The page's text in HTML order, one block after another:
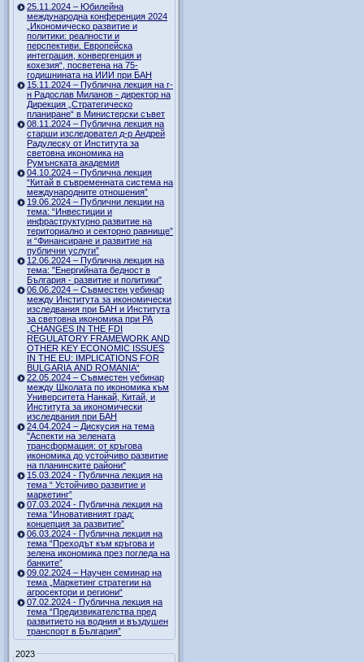
25.11.2024 – Юбилейна
международна конференция 2024
„Икономическо развитие и
политики: реалности и
перспективи. Европейска
интеграция, конвергенция и
кохезия“, посветена на 75-
годишнината на ИИИ при БАН
15.11.2024 – Публична лекция на г-
н Радослав Миланов - директор на
Дирекция „Стратегическо
планиране“ в Министерски съвет
08.11.2024 – Публична лекция на
старши изследовател д-р Андрей
Радулеску от Института за
световна икономика на
Румънската академия
04.10.2024 – Публична лекция
“Китай в съвременната система на
международните отношения”
19.06.2024 – Публични лекции на
тема: “Инвестиции и
инфраструктурно развитие на
териториално и секторно равнище”
и “Финансиране и развитие на
публични услуги”
12.06.2024 – Публична лекция на
тема: "Енергийната бедност в
България - развитие и политики"
06.06.2024 – Съвместен уебинар
между Института за икономически
изследвания при БАН и Института
за световна икономика при РА
„CHANGES IN THE FDI
REGULATORY FRAMEWORK AND
OTHER KEY ECONOMIC ISSUES
IN THE EU: IMPLICATIONS FOR
BULGARIA AND ROMANIA“
22.05.2024 – Съвместен уебинар
между Школата по икономика към
Университета Нанкай, Китай, и
Института за икономически
изследвания при БАН
24.04.2024 – Дискусия на тема
"Аспекти на зелената
трансформация: от кръгова
икономика до устойчиво развитие
на планинските райони"
15.03.2024 - Публична лекция на
тема “ Устойчиво развитие и
маркетинг”
07.03.2024 - Публична лекция на
тема “Иновативният град:
концепция за развитие”
06.03.2024 - Публична лекция на
тема “Преходът към кръгова и
зелена икономика през погледа на
банките”
09.02.2024 – Научен семинар на
тема „Маркетинг стратегии на
агросектори и региони“
07.02.2024 - Публична лекция на
тема “Предизвикателства пред
развитието на водния и въздушен
транспорт в България”
2023